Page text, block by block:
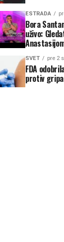
ESTRADA
Bora
uživo:
SVET pre 2
FDA
protiv